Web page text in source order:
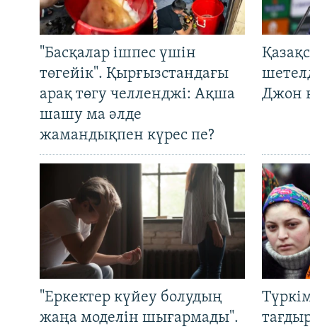
"Басқалар ішпес үшін
төгейік". Қырғызстандағы
арақ төгу челленджі: Ақша
шашу ма әлде
жамандықпен күрес пе?
Джон
"Еркектер күйеу болудың
жаңа моделін шығармады".